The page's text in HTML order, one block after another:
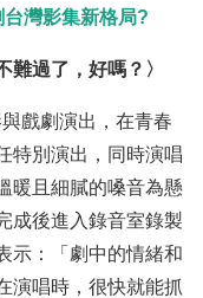
台灣影集新格局?
過了，好嗎？〉
戲劇演出，在青春
特別演出，同時演唱
暖且細膩的嗓音為懸
成後進入錄音室錄製
示：「劇中的情緒和
演唱時，很快就能抓